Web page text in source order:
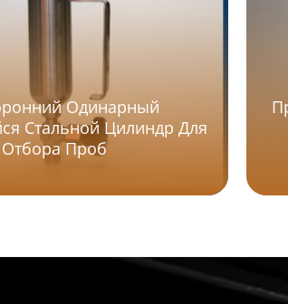
Одинарный
Стальной Цилиндр Для
Отбора Проб